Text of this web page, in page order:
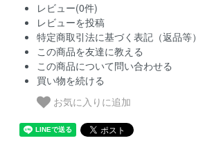
レビュー(0件)
レビューを投稿
特定商取引法に基づく表記（返品等）
この商品を友達に教える
この商品について問い合わせる
買い物を続ける
お気に入りに追加